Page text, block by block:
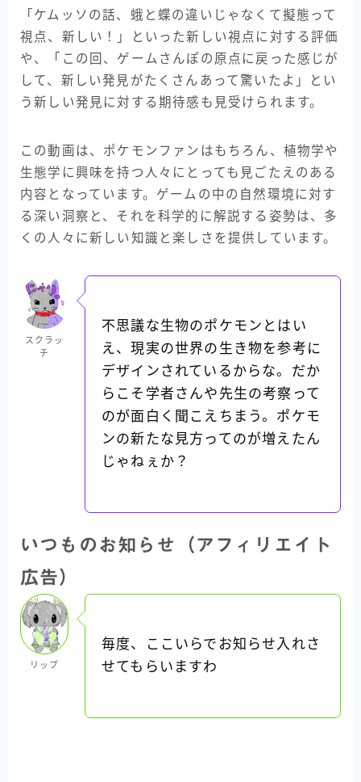
「ケムッソの話、蛾と蝶の違いじゃなくて擬態って
視点、新しい！」といった新しい視点に対する評価
や、「この回、ゲームさんぽの原点に戻った感じが
して、新しい発見がたくさんあって驚いたよ」とい
う新しい発見に対する期待感も見受けられます。
この動画は、ポケモンファンはもちろん、植物学や
生態学に興味を持つ人々にとっても見ごたえのある
内容となっています。ゲームの中の自然環境に対す
る深い洞察と、それを科学的に解説する姿勢は、多
くの人々に新しい知識と楽しさを提供しています。
スクラッ
チ
不思議な生物のポケモンとはい
え、現実の世界の生き物を参考に
デザインされているからな。だか
らこそ学者さんや先生の考察って
のが面白く聞こえちまう。ポケモ
ンの新たな見方ってのが増えたん
じゃねぇか？
いつものお知らせ（アフィリエイト
広告）
リップ
毎度、ここいらでお知らせ入れさ
せてもらいますわ